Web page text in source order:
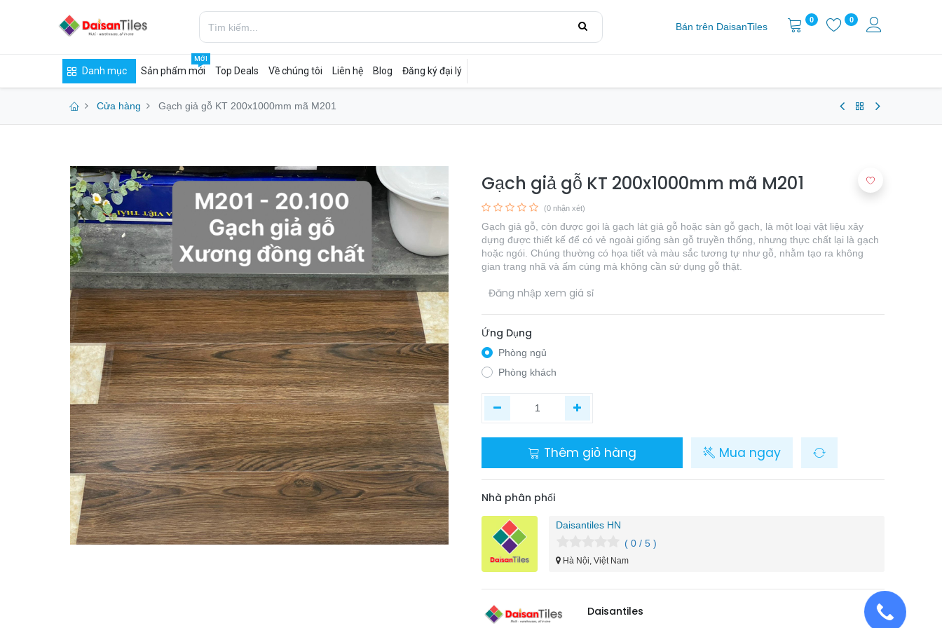
Bán trên DaisanTiles
0 0
Danh mục Sản phẩm mới
MỚI
Top Deals Về chúng tôi Liên hệ Blog Đăng ký đại lý
Cửa hàng Gạch giả gỗ KT 200x1000mm mã M201
Gạch giả gỗ KT 200x1000mm mã M201
(0 nhận xét)
Gạch giả gỗ, còn được gọi là gạch lát giả gỗ hoặc sàn gỗ gạch, là một loại vật liệu xây
dựng được thiết kế để có vẻ ngoài giống sàn gỗ truyền thống, nhưng thực chất lại là gạch
hoặc ngói. Chúng thường có họa tiết và màu sắc tương tự như gỗ, nhằm tạo ra không
gian trang nhã và ấm cúng mà không cần sử dụng gỗ thật.
Đăng nhập xem giá sỉ
Ứng Dụng
Phòng ngủ
Phòng khách
Thêm giỏ hàng Mua ngay
Nhà phân phối
Daisantiles HN
( 0 / 5 )
Hà Nội, Việt Nam
​Daisantiles